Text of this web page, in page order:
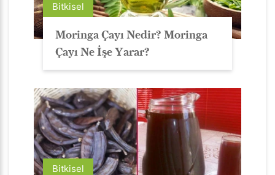
Bitkisel
Moringa Çayı Nedir? Moringa
Çayı Ne İşe Yarar?
Bitkisel